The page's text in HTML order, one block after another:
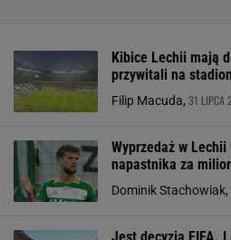
Kibice Lechii mają
przywitali na
Filip Macuda, 31 LIPCA
Wyprzedaż w Lechii
napastnika za
Dominik Stachowiak,